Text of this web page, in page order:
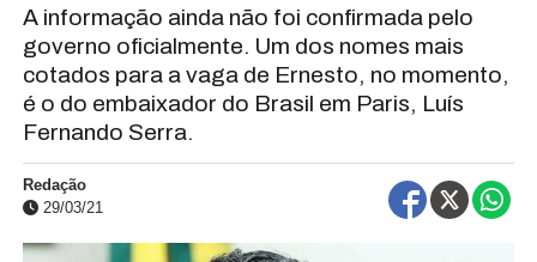
A informação ainda não foi confirmada pelo
governo oficialmente. Um dos nomes mais
cotados para a vaga de Ernesto, no momento,
é o do embaixador do Brasil em Paris, Luís
Fernando Serra.
Redação
29/03/21